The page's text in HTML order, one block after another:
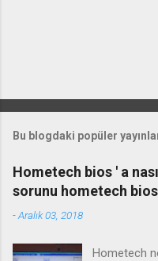
Bu blogdaki popüler
Hometech bios ' a
sorunu hometech
-Aralık 03, 2018
Hometech